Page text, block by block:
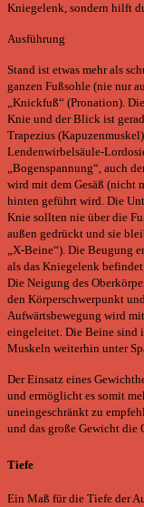
Kniegelenk, sondern hilft
Ausführung
Stand ist etwas mehr als
ganzen Fußsohle (nie nur
„Knickfuß“ (Pronation).
Knie und der Blick ist
Trapezius
Lendenwirbelsäule-
„Bogenspannung“, auch
wird mit dem Gesäß (nicht
hinten geführt wird. Die
Knie sollten nie über die
außen gedrückt und sie
„X-Beine“). Die Beugung
als das Kniegelenk
Die Neigung des
den Körperschwerpunkt
Aufwärtsbewegung wird
eingeleitet. Die Beine sind
Muskeln weiterhin unter
Der Einsatz eines
und ermöglicht es somit
uneingeschränkt zu
und das große Gewicht die
Tiefe
Ein Maß für die Tiefe der